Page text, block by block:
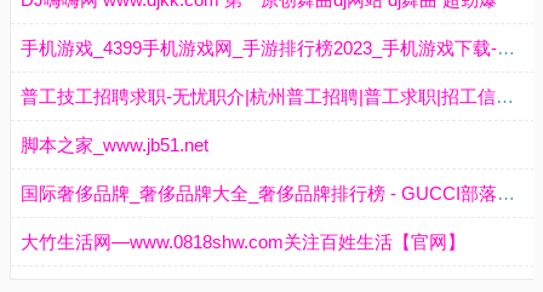
手机游戏_4399手机游戏网_手游排行榜2023_手机游戏下载-www.4399.cn
普工技工招聘求职-无忧职介|杭州普工招聘|普工求职|招工信息|www.pg114.net
脚本之家_www.jb51.net
国际奢侈品牌_奢侈品牌大全_奢侈品牌排行榜 - GUCCI部落奢侈品牌网http://www.gucciblog.net
大竹生活网—www.0818shw.com关注百姓生活【官网】